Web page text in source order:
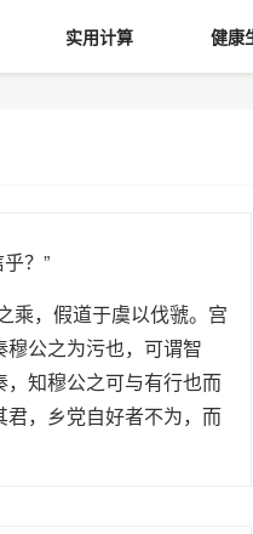
实用计算 健康
？”
，假道于虞以伐虢。宫
公之为污也，可谓智
知穆公之可与有行也而
，乡党自好者不为，而